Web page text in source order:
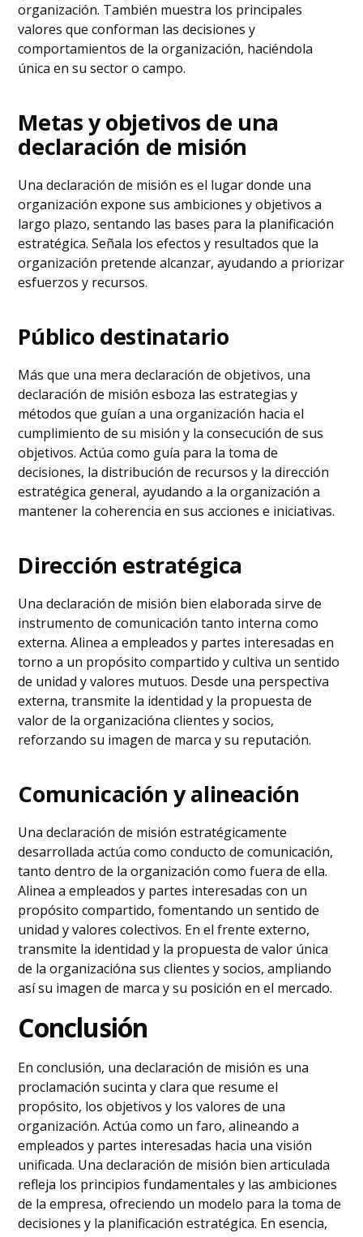
organización. También muestra los principales
valores que conforman las decisiones y
comportamientos de la organización, haciéndola
única en su sector o campo.
Metas y objetivos de una
declaración de misión
Una declaración de misión es el lugar donde una
organización expone sus ambiciones y objetivos a
largo plazo, sentando las bases para la planificación
estratégica. Señala los efectos y resultados que la
organización pretende alcanzar, ayudando a priorizar
esfuerzos y recursos.
Público destinatario
Más que una mera declaración de objetivos, una
declaración de misión esboza las estrategias y
métodos que guían a una organización hacia el
cumplimiento de su misión y la consecución de sus
objetivos. Actúa como guía para la toma de
decisiones, la distribución de recursos y la dirección
estratégica general, ayudando a la organización a
mantener la coherencia en sus acciones e iniciativas.
Dirección estratégica
Una declaración de misión bien elaborada sirve de
instrumento de comunicación tanto interna como
externa. Alinea a empleados y partes interesadas en
torno a un propósito compartido y cultiva un sentido
de unidad y valores mutuos. Desde una perspectiva
externa, transmite la identidad y la propuesta de
valor de la organizacióna clientes y socios,
reforzando su imagen de marca y su reputación.
Comunicación y alineación
Una declaración de misión estratégicamente
desarrollada actúa como conducto de comunicación,
tanto dentro de la organización como fuera de ella.
Alinea a empleados y partes interesadas con un
propósito compartido, fomentando un sentido de
unidad y valores colectivos. En el frente externo,
transmite la identidad y la propuesta de valor única
de la organizacióna sus clientes y socios, ampliando
así su imagen de marca y su posición en el mercado.
Conclusión
En conclusión, una declaración de misión es una
proclamación sucinta y clara que resume el
propósito, los objetivos y los valores de una
organización. Actúa como un faro, alineando a
empleados y partes interesadas hacia una visión
unificada. Una declaración de misión bien articulada
refleja los principios fundamentales y las ambiciones
de la empresa, ofreciendo un modelo para la toma de
decisiones y la planificación estratégica. En esencia,